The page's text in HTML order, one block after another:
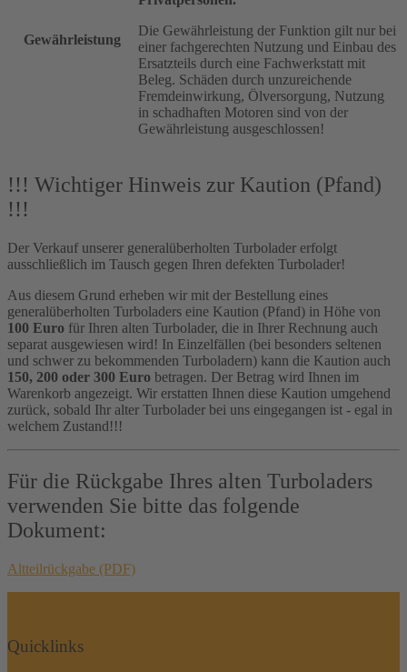
Gewährleistung
Die Gewährleistung der Funktion gilt nur bei
einer fachgerechten Nutzung und Einbau des
Ersatzteils durch eine Fachwerkstatt mit
Beleg. Schäden durch unzureichende
Fremdeinwirkung, Ölversorgung, Nutzung
in schadhaften Motoren sind von der
Gewährleistung ausgeschlossen!
!!! Wichtiger Hinweis zur Kaution (Pfand)
!!!
Der Verkauf unserer generalüberholten Turbolader erfolgt
ausschließlich im Tausch gegen Ihren defekten Turbolader!
Aus diesem Grund erheben wir mit der Bestellung eines
generalüberholten Turboladers eine Kaution (Pfand) in Höhe von
100 Euro für Ihren alten Turbolader, die in Ihrer Rechnung auch
separat ausgewiesen wird! In Einzelfällen (bei besonders seltenen
und schwer zu bekommenden Turboladern) kann die Kaution auch
150, 200 oder 300 Euro betragen. Der Betrag wird Ihnen im
Warenkorb angezeigt. Wir erstatten Ihnen diese Kaution umgehend
zurück, sobald Ihr alter Turbolader bei uns eingegangen ist - egal in
welchem Zustand!!!
Für die Rückgabe Ihres alten Turboladers
verwenden Sie bitte das folgende
Dokument:
Altteilrückgabe (PDF)
Quicklinks